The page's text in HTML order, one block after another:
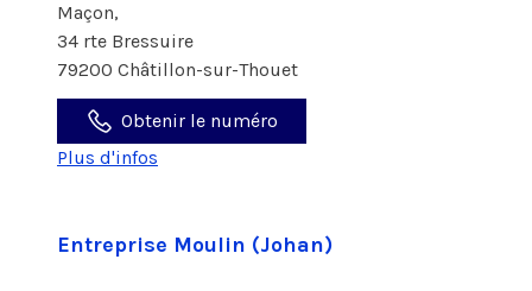
Maçon,
34 rte Bressuire
79200 Châtillon-sur-Thouet
Obtenir le numéro
Plus d'infos
Entreprise Moulin (Johan)